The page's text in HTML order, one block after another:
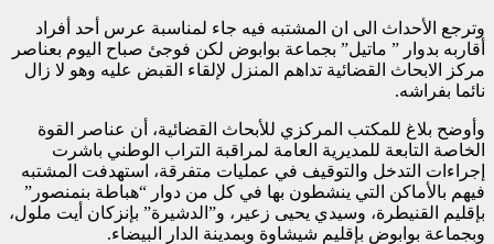
وترجع الأحداث الى ان المشتبه فيه جاء لمناسبة عرس أحد أفراد
أقاربه بدوار ” ماتيل” بجماعة بوابوض لكن فوجئ صباح اليوم بعناصر
مركز الابحاث القضائية تداهم المنزل لإلقاء القبض عليه وهو لا زال
نائما بفراشه.
وأوضح بلاغ للمكتب المركزي للأبحاث القضائية، أن عناصر القوة
الخاصة التابعة للمديرية العامة لمراقبة التراب الوطني باشرت
إجراءات التدخل والتوقيف في عمليات متفرقة، استهدفت المشتبه
فيهم بالأماكن التي ينشطون بها في كل من دوار “هباطة بنمنصور”
بإقليم القنيطرة، وسيدي يحيى زعير، و”الدشيرة” بإنزكان أيت ملول،
وبجماعة بوابوض بإقليم شيشاوة وبمدينة الدار البيضاء.